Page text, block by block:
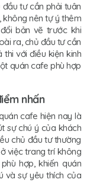
tư cần phải tuân
không nên tự ý thêm
bản vẽ trước khi
ra, chủ đầu tư cần
với điều kiện kinh
quán cafe phù hợp
nhấn
cafe hiện nay là
sự chú ý của khách
chủ đầu tư thường
việc trang trí không
hợp, khiến quán
và sự yêu thích của